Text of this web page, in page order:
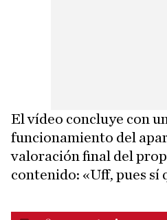
El vídeo concluye con
funcionamiento del
valoración final del
contenido: «Uff, pues sí